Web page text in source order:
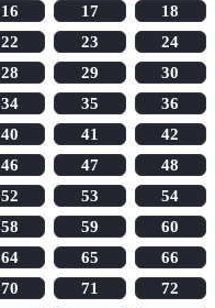
16 17
18
22 23
24
28 29
30
34 35
36
40 41
42
46 47
48
52 53
54
58 59
60
64 65
66
70 71
72